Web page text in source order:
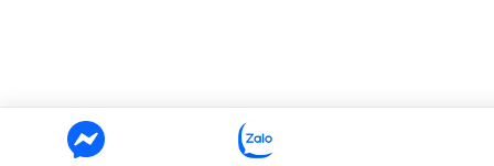
sản phẩm mang đến sự đồng điệu từ màu sắc, thiết kế
đến công năng, giúp bé yêu thỏa sức phát triển tốt nhất